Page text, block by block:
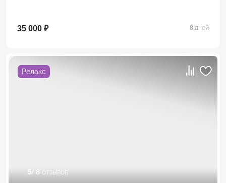
35 000 ₽ 8 дней
Релакс
5/ 8 отзывов